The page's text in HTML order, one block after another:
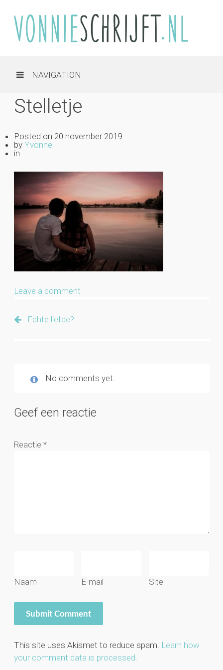
NAVIGATION
Stelletje
Posted on 20 november 2019
by Yvonne
in
Leave a comment
Echte liefde?
No comments yet.
Geef een reactie
Reactie *
Naam E-mail Site
This site uses Akismet to reduce spam. Learn how
your comment data is processed.